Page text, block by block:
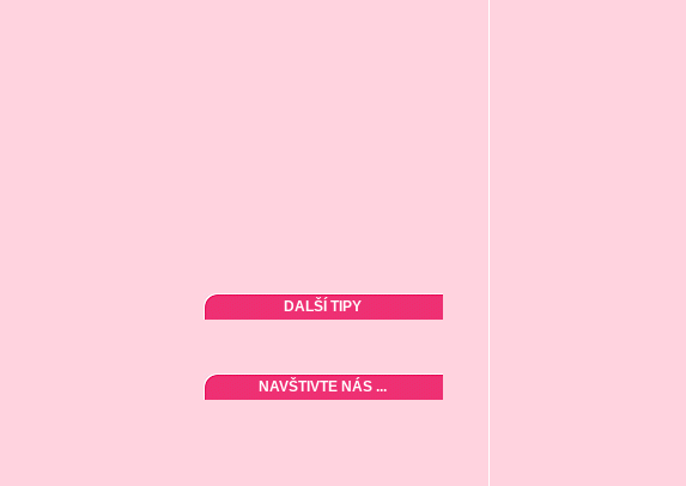
DALŠÍ TIPY
NAVŠTIVTE NÁS ...